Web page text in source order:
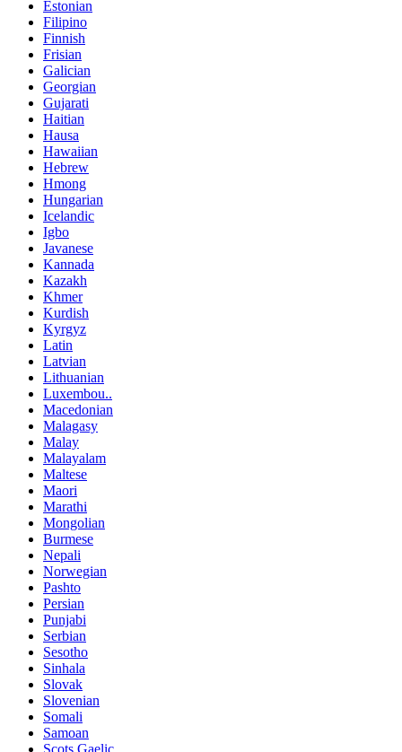
Estonian
Filipino
Finnish
Frisian
Galician
Georgian
Gujarati
Haitian
Hausa
Hawaiian
Hebrew
Hmong
Hungarian
Icelandic
Igbo
Javanese
Kannada
Kazakh
Khmer
Kurdish
Kyrgyz
Latin
Latvian
Lithuanian
Luxembou..
Macedonian
Malagasy
Malay
Malayalam
Maltese
Maori
Marathi
Mongolian
Burmese
Nepali
Norwegian
Pashto
Persian
Punjabi
Serbian
Sesotho
Sinhala
Slovak
Slovenian
Somali
Samoan